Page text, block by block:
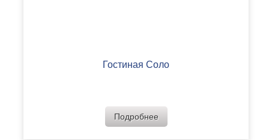
Гостиная Соло
Подробнее